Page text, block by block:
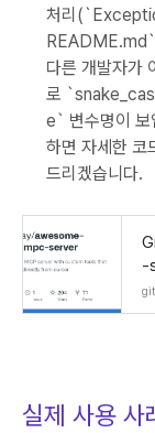
처리
README.md`
다른 개발자가
로
e` 변수명이 보
하면 자세한 코
드리겠습니다.
-
실제 사용 사